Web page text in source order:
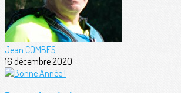
Jean COMBES
16 décembre 2020